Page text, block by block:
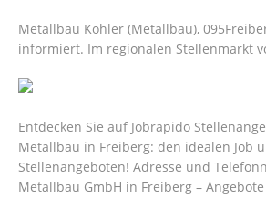
Metallbau Köhler (Metallbau),
informiert. Im regionalen Stellenmarkt
Entdecken Sie auf Jobrapido
Metallbau in Freiberg: den idealen Job
Stellenangeboten! Adresse und
Metallbau GmbH in Freiberg –